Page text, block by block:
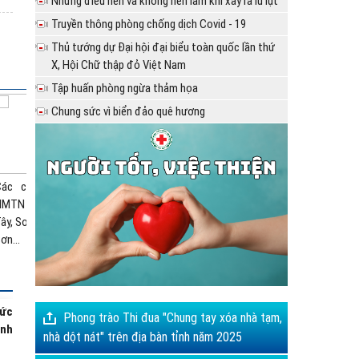
-
Truyền thông phòng chống dịch Covid - 19
Thủ tướng dự Đại hội đại biểu toàn quốc lần thứ
X, Hội Chữ thập đỏ Việt Nam
Tập huấn phòng ngừa thảm họa
Chung sức vì biển đảo quê hương
Phong trào Thi đua "Chung tay xóa nhà tạm,
nhà dột nát" trên địa bàn tỉnh năm 2025